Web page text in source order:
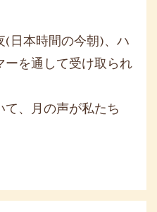
(日本時間の今朝)、ハ
ーを通して受け取られ
、
月の声が私たち